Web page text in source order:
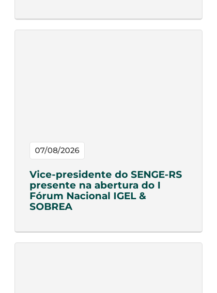
07/08/2026
Vice-presidente do SENGE-RS
presente na abertura do I
Fórum Nacional IGEL &
SOBREA